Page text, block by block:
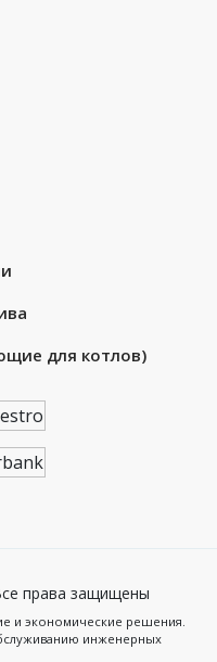
для котлов)
права защищены
и экономические решения.
инженерных